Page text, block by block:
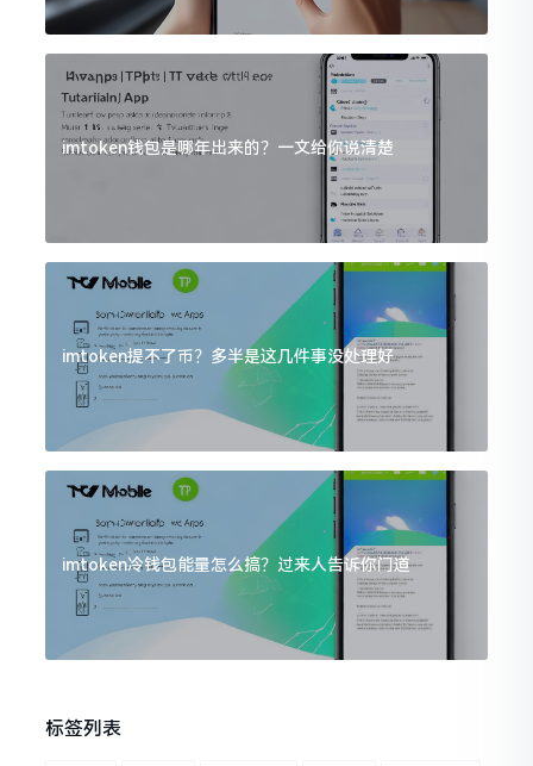
imtoken钱包是哪年出来的？一文给你说清楚
imtoken提不了币？多半是这几件事没处理好
imtoken冷钱包能量怎么搞？过来人告诉你门道
标签列表